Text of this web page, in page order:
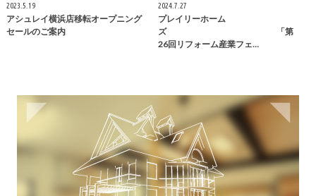
2023.5.19
アシュレイ横浜店移転オープニング
セールのご案内
2024.7.27
プレイリーホーム
ズ 「第
26回リフォーム産業フェ…